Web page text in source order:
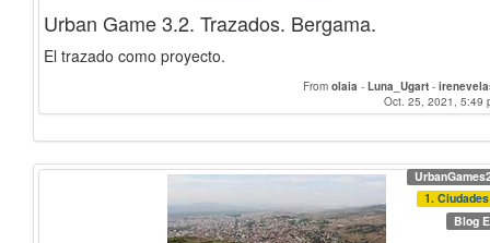
Urban Game 3.2. Trazados. Bergama.
El trazado como proyecto.
From olaia - Luna_Ugart -
Oct. 25, 2021, 5:49
1.
Blog